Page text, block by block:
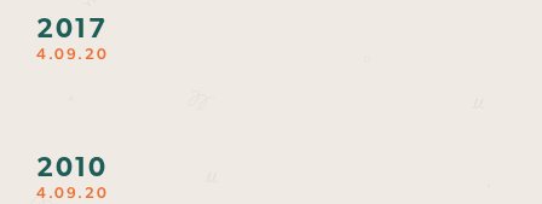
2017
4.09.20
2010
4.09.20